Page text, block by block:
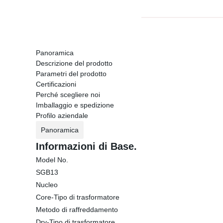
Panoramica
Descrizione del prodotto
Parametri del prodotto
Certificazioni
Perché scegliere noi
Imballaggio e spedizione
Profilo aziendale
Panoramica
Informazioni di Base.
Model No.
SGB13
Nucleo
Core-Tipo di trasformatore
Metodo di raffreddamento